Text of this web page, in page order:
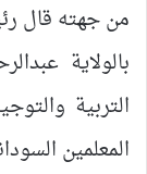
من جهته قال
بالولاية
التربية
المعلمين